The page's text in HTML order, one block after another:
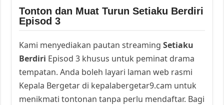
Tonton dan Muat Turun Setiaku Berdiri
Episod 3
Kami menyediakan pautan streamingSetiaku
Berdiri Episod 3 khusus untuk peminat drama
tempatan. Anda boleh layari laman web rasmi
Kepala Bergetar di kepalabergetar9.cam untuk
menikmati tontonan tanpa perlu mendaftar. Bagi